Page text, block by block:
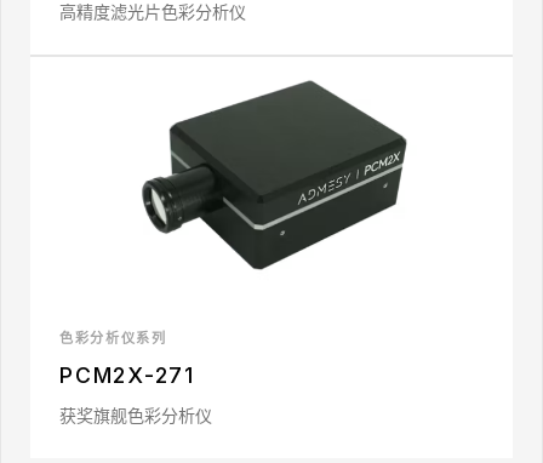
高精度滤光片色彩分析仪
色彩分析仪系列
PCM2X-271
获奖旗舰色彩分析仪